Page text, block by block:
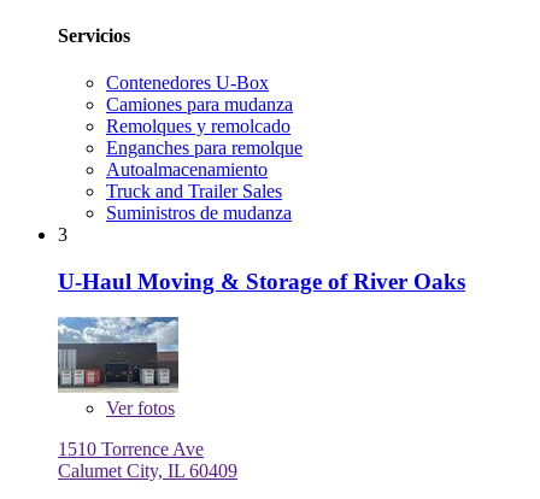
Servicios
Contenedores U-Box
Camiones para mudanza
Remolques y remolcado
Enganches para remolque
Autoalmacenamiento
Truck and Trailer Sales
Suministros de mudanza
3
U-Haul Moving & Storage of River Oaks
Verfotos
1510 Torrence Ave
Calumet City, IL 60409